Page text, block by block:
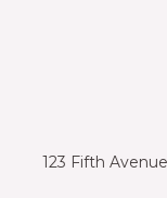
123 Fifth